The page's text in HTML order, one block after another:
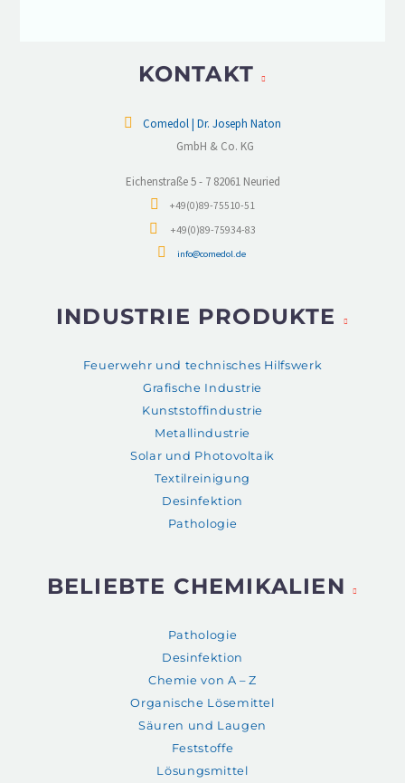
KONTAKT
Comedol | Dr. Joseph Naton
GmbH & Co. KG
Eichenstraße 5 - 7 82061 Neuried
+49(0)89-75510-51
+49(0)89-75934-83
info@comedol.de
INDUSTRIE PRODUKTE
Feuerwehr und technisches Hilfswerk
Grafische Industrie
Kunststoffindustrie
Metallindustrie
Solar und Photovoltaik
Textilreinigung
Desinfektion
Pathologie
BELIEBTE CHEMIKALIEN
Pathologie
Desinfektion
Chemie von A – Z
Organische Lösemittel
Säuren und Laugen
Feststoffe
Lösungsmittel